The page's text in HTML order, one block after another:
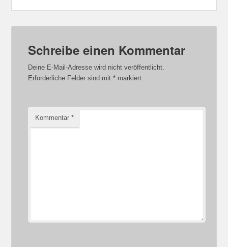
Schreibe einen Kommentar
Deine E-Mail-Adresse wird nicht veröffentlicht.
Erforderliche Felder sind mit* markiert
Kommentar*